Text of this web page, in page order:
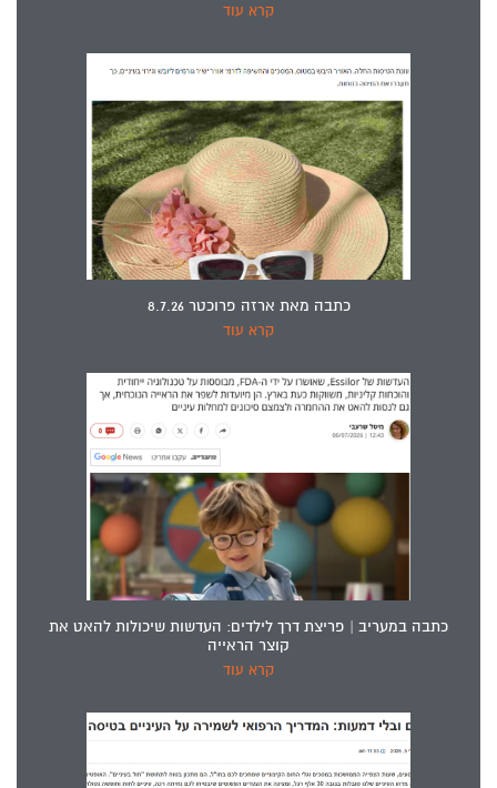
קרא עוד
כתבה מאת ארזה פרוכטר 8.7.26
קרא עוד
כתבה במעריב | פריצת דרך לילדים: העדשות שיכולות להאט את
קוצר הראייה
קרא עוד